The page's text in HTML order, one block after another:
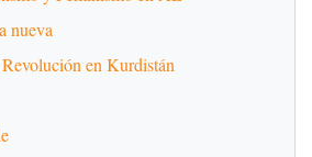
nueva
en Kurdistán